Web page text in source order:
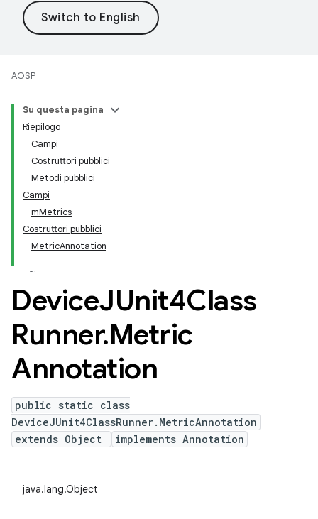
AOSP
Su questa pagina
Riepilogo
Campi
Costruttori pubblici
Metodi pubblici
Campi
mMetrics
Costruttori pubblici
MetricAnnotation
DeviceJUnit4Class
Runner.Metric
Annotation
public static class
DeviceJUnit4ClassRunner.MetricAnnotation
extends Object
implements Annotation
java.lang.Object